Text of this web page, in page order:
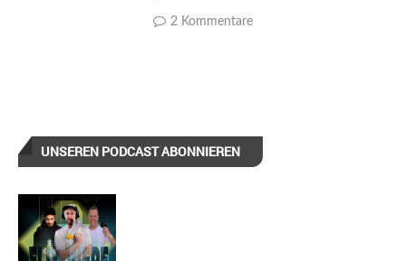
2 Kommentare
UNSEREN PODCAST ABONNIEREN